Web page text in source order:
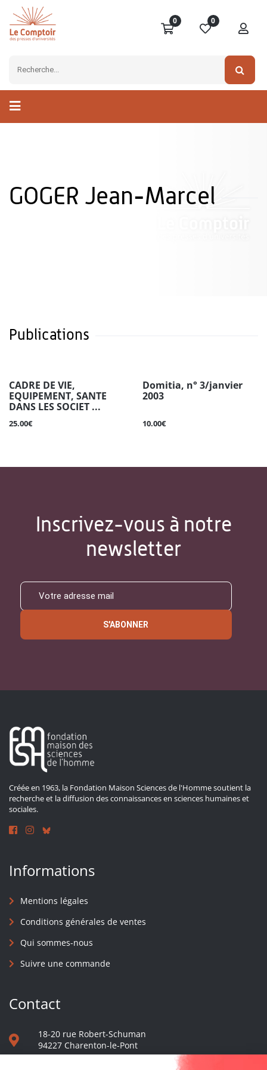
0 0
GOGER Jean-Marcel
Publications
CADRE DE VIE,
EQUIPEMENT, SANTE
DANS LES SOCIET ...
25.00€
Domitia, n° 3/janvier
2003
10.00€
Inscrivez-vous à notre
newsletter
S'ABONNER
Créée en 1963, la Fondation Maison Sciences de l'Homme soutient la
recherche et la diffusion des connaissances en sciences humaines et
sociales.
Informations
Mentions légales
Conditions générales de ventes
Qui sommes-nous
Suivre une commande
Contact
18-20 rue Robert-Schuman
94227 Charenton-le-Pont